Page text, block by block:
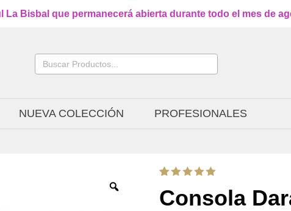
Bisbal que permanecerá abierta durante todo el mes de
Buscar:
NUEVA COLECCIÓN PROFESIONALES
con5.00
de 5 en
Consola